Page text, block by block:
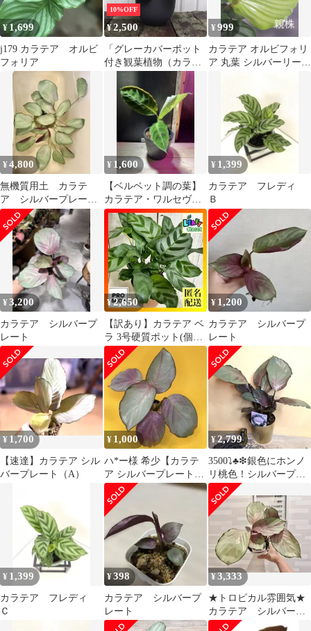
¥ 1,699
j179 カラテア オルビ
フォリア
10%OFF
¥2,500
「グレーカバーポット
付き観葉植物（カラテ
ア・オルビフォリ
ア）」 クズウコン
科 熱帯アメリカ原
産 Calathea orbifolia
¥999
カラテア オルビフォリ
ア 丸葉 シルバーリーフ
¥4,800
無機質用土 カラテ
ア シルバープレー
ト 2株 鉢上40㎝
¥ 1,600
【ベルベット調の葉】
カラテア・ワルセヴィ
ッチーCalathea
¥ 1,399
カラテア フレディ
Ｂ
¥3,200
カラテア シルバープ
レート
¥2,650
【訳あり】カラテア ベ
ラ 3号硬質ポット(個体
おまかせ1鉢) 観葉植
物 インテリアグリーン
室内園芸 おしゃれ 可愛
い かわいい レア 希少
種 珍しい(506877)
¥ 1,200
カラテア シルバープ
レート
¥1,700
【速達】カラテア シル
バープレート（A）
¥ 1,000
ハ*ー様 希少【カラテ
ア シルバープレート】
ポットごと 観葉植物
¥2,799
3500⤵️♣❇銀色にホンノ
リ桃色！シルバープレ
ート・カラテア
¥ 1,399
カラテア フレディ
Ｃ
¥398
カラテア シルバープ
レート
¥3,333
★トロピカル雰囲気★
カラテア シルバープ
レート ポットごと発